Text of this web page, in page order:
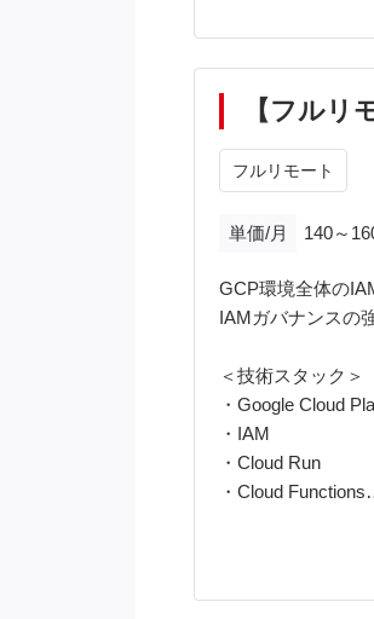
【フルリ
フルリモート
単価/月 140～
GCP環境全体の
IAMガバナンスの
＜技術スタック＞
・Google Cloud
・IAM
・Cloud Run
・Cloud Functions
・Ansible